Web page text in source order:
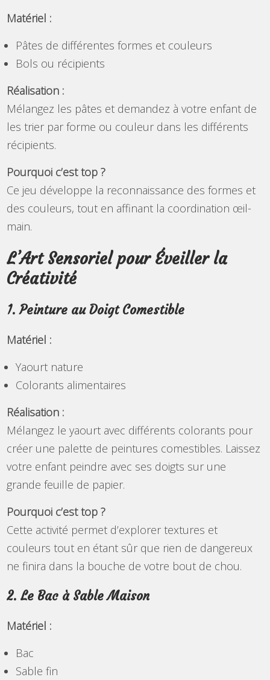
Matériel :
Pâtes de différentes formes et couleurs
Bols ou récipients
Réalisation :
Mélangez les pâtes et demandez à votre enfant de
les trier par forme ou couleur dans les différents
récipients.
Pourquoi c’est top ?
Ce jeu développe la reconnaissance des formes et
des couleurs, tout en affinant la coordination œil-
main.
L’Art Sensoriel pour Éveiller la
Créativité
1. Peinture au Doigt Comestible
Matériel :
Yaourt nature
Colorants alimentaires
Réalisation :
Mélangez le yaourt avec différents colorants pour
créer une palette de peintures comestibles. Laissez
votre enfant peindre avec ses doigts sur une
grande feuille de papier.
Pourquoi c’est top ?
Cette activité permet d’explorer textures et
couleurs tout en étant sûr que rien de dangereux
ne finira dans la bouche de votre bout de chou.
2. Le Bac à Sable Maison
Matériel :
Bac
Sable fin